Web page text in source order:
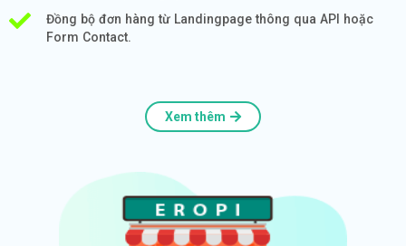
Đồng bộ đơn hàng từ Landingpage thông qua API hoặc
Form Contact.
Xem thêm